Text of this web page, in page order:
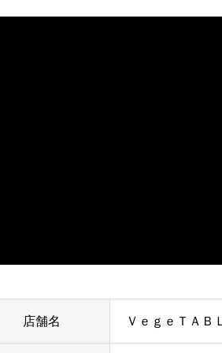
店舗名 ＶｅｇｅＴＡＢ